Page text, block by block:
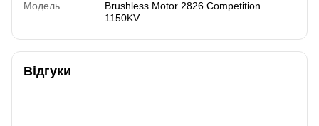
Модель
Brushless Motor 2826 Competition
1150KV
Відгуки